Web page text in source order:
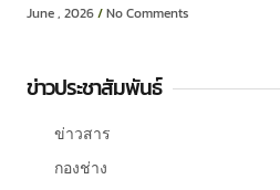
June , 2026 No Comments
ข่าวประชาสัมพันธ์
ข่าวสาร
กองช่าง